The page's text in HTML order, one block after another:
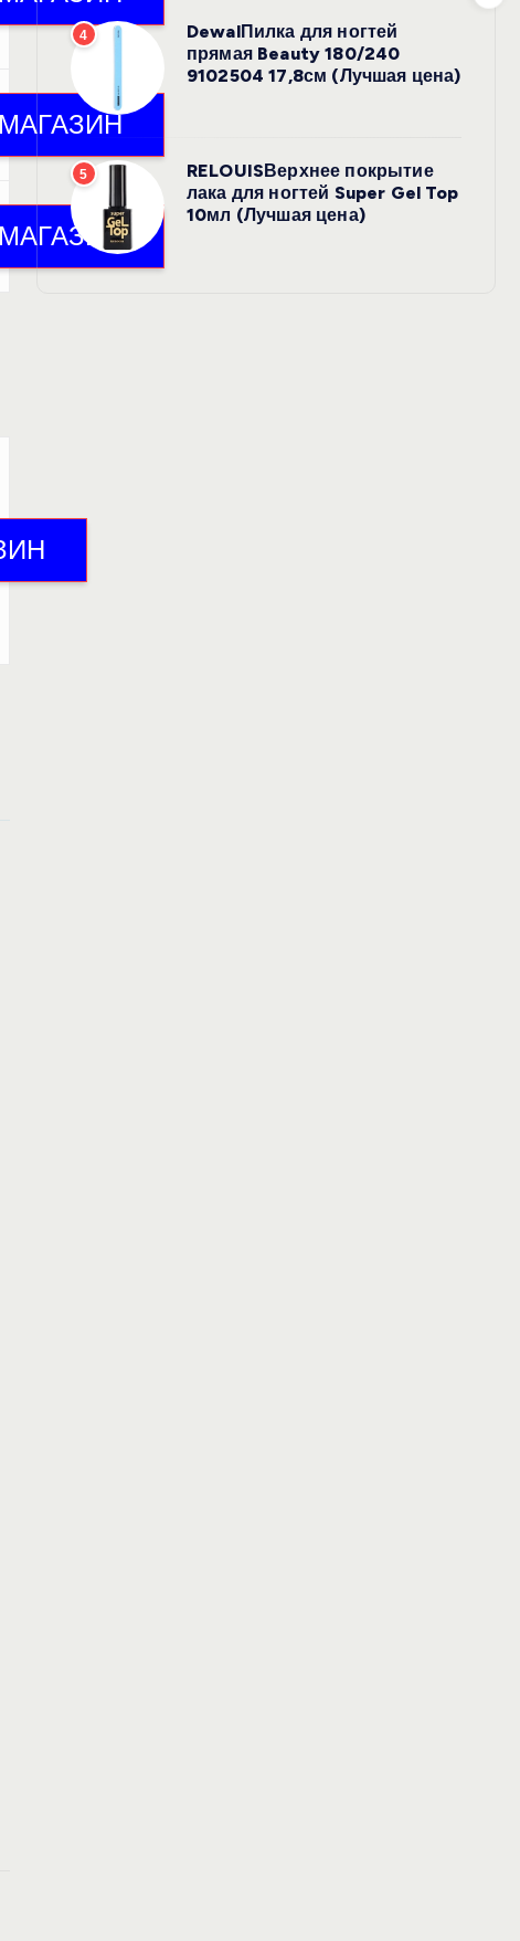
4
DewalПилка для ногтей
прямая Beauty 180/240
9102504 17,8см (Лучшая цена)
5
RELOUISВерхнее покрытие
лака для ногтей Super Gel Top
10мл (Лучшая цена)